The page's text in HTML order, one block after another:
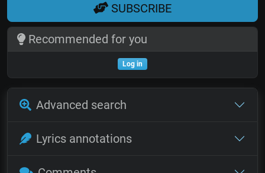
SUBSCRIBE
Recommended for you
Log in
Advanced search
Lyrics annotations